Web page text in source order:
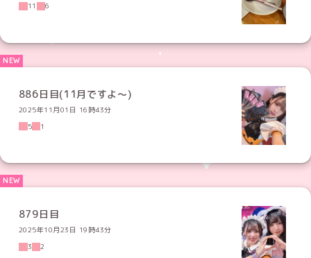
11
6
886日目(11月ですよ〜)
2025年11月01日 16時43分
5
1
879日目
2025年10月23日 19時43分
3
2